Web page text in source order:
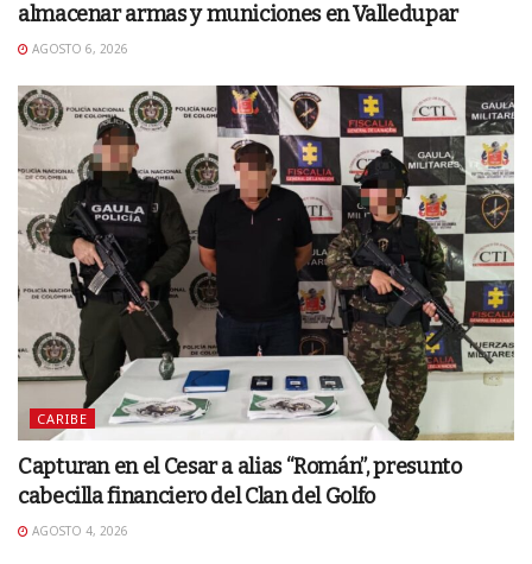
almacenar armas y municiones en Valledupar
AGOSTO 6, 2026
CARIBE
Capturan en el Cesar a alias “Román”, presunto
cabecilla financiero del Clan del Golfo
AGOSTO 4, 2026